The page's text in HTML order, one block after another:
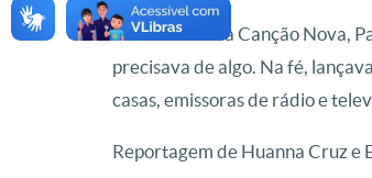
O Fundador da Canção Nova,
precisava de algo. Na fé,
casas, emissoras de rádio e
Reportagem de Huanna Cruz e